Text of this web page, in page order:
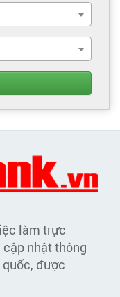
làm trực
nhật thông
được